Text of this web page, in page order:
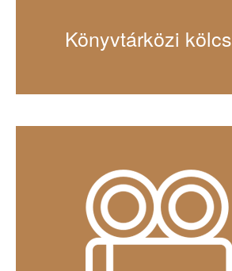
Könyvtárközi